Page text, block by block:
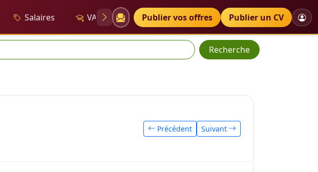
Salaires VAE Diplômes Petites annonces
Publier vos offres Publier un CV
Recherche
Précédent Suivant